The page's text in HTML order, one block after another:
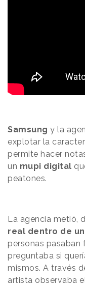
Samsung y la
explotar la
permite hacer
un mupi digital
peatones.
La agencia metió,
real dentro de
personas pasaban
preguntaba si
mismos. A través
artista observaba